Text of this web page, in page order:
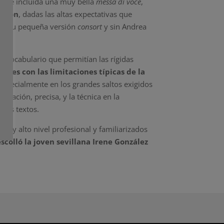
, dadas las altas expectativas que
su pequeña versión consort y sin Andrea
vocabulario que permitían las rígidas
con las limitaciones típicas de la
en los grandes saltos exigidos
precisa, y la técnica en la
los textos.
muy alto nivel profesional y familiarizados
la joven sevillana Irene González